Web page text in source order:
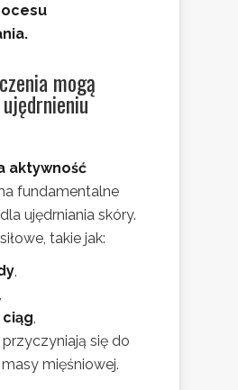
mogą
aktywność
fundamentalne
ujędrniania skóry.
takie jak:
,
,
,
przyczyniają się do
mięśniowej.